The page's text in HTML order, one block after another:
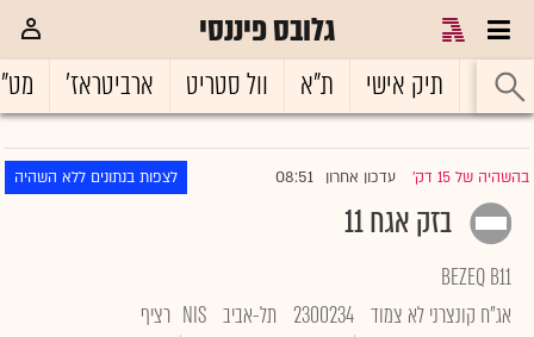
גלובס פיננסי
ראשי תיק אישי ת"א וול סטריט ארביטראז'
בהשהיה של 15 דק' |עדכון אחרון 08:51 לצפות בנתונים ללא השהיה
בזק אגח 11
BEZEQ B11
אג"ח קונצרני לא צמוד 2300234 תל-אביב NIS רציף